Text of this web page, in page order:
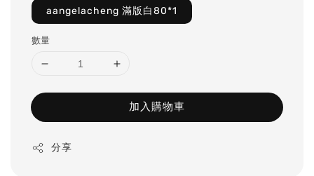
aangelacheng 滿版白80*1
數量
加入購物車
分享